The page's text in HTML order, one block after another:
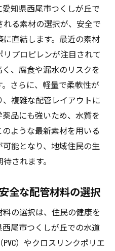
知県西尾市つくしが丘で
る素材の選択が、安全で
直結します。最近の素材
プロピレンが注目されて
、腐食や漏水のリスクを
さらに、軽量で柔軟性が
複雑な配管レイアウトに
品にも強いため、水質を
ような最新素材を用いる
能となり、地域住民の生
されます。
全な配管材料の選択
の選択は、住民の健康を
尾市つくしが丘での水道
）やクロスリンクポリエ